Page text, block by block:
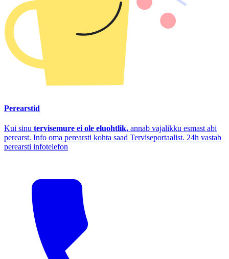
Perearstid
Kui sinu tervisemure ei ole eluohtlik, annab vajalikku esmast abi
perearst. Info oma perearsti kohta saad Terviseportaalist. 24h vastab
perearsti infotelefon